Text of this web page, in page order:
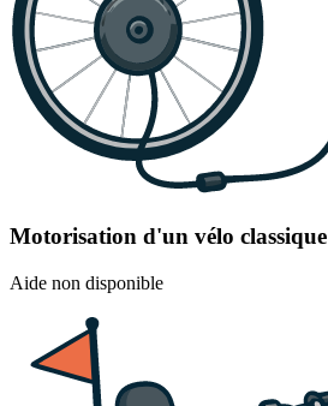
Motorisation d'un vélo classique
Aide non disponible